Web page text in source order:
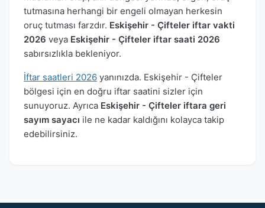
tutmasına herhangi bir engeli olmayan herkesin
oruç tutması farzdır. Eskişehir - Çifteler iftar vakti
2026 veya Eskişehir - Çifteler iftar saati 2026
sabırsızlıkla bekleniyor.
İftar saatleri 2026 yanınızda. Eskişehir - Çifteler
bölgesi için en doğru iftar saatini sizler için
sunuyoruz. Ayrıca Eskişehir - Çifteler iftara geri
sayım sayacı ile ne kadar kaldığını kolayca takip
edebilirsiniz.